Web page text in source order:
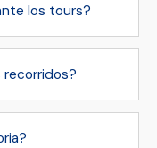
los tours?